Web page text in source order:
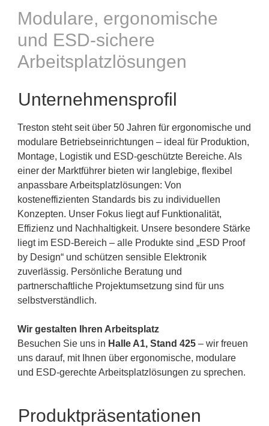
Modulare, ergonomische
und ESD-sichere
Arbeitsplatzlösungen
Unternehmensprofil
Treston steht seit über 50 Jahren für ergonomische und
modulare Betriebseinrichtungen – ideal für Produktion,
Montage, Logistik und ESD-geschützte Bereiche. Als
einer der Marktführer bieten wir langlebige, flexibel
anpassbare Arbeitsplatzlösungen: Von
kosteneffizienten Standards bis zu individuellen
Konzepten. Unser Fokus liegt auf Funktionalität,
Effizienz und Nachhaltigkeit. Unsere besondere Stärke
liegt im ESD-Bereich – alle Produkte sind „ESD Proof
by Design“ und schützen sensible Elektronik
zuverlässig. Persönliche Beratung und
partnerschaftliche Projektumsetzung sind für uns
selbstverständlich.
Wir gestalten Ihren Arbeitsplatz
Besuchen Sie uns in Halle A1, Stand 425 – wir freuen
uns darauf, mit Ihnen über ergonomische, modulare
und ESD-gerechte Arbeitsplatzlösungen zu sprechen.
Produktpräsentationen